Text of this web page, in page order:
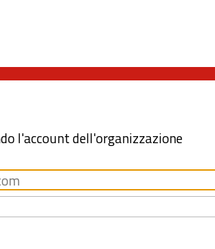
l'account dell'organizzazione